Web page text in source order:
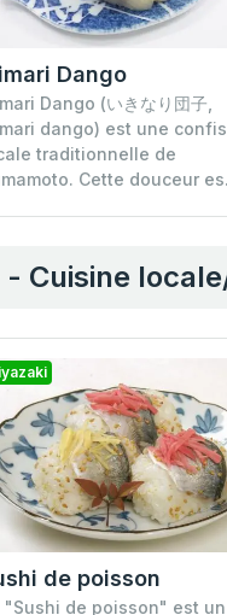
Dango
Dango (いきなり団子,
dango) est une
traditionnelle de
Cette douceur
- Cuisine
de poisson
"Sushi de poisson" est